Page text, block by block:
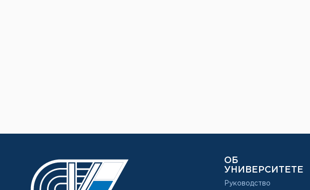
ОБ
УНИВЕРСИТЕТЕ
Руководство